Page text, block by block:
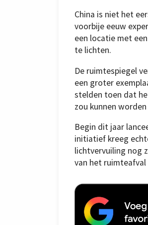
China is niet het
voorbije eeuw
een locatie met
te lichten.
De ruimtespiegel
een groter
stelden toen dat
zou kunnen
Begin dit jaar
initiatief kreeg
lichtvervuiling nog
van het ruimteafval